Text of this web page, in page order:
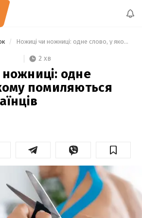
Ножиці чи ножниці: одне слово, у якому помиляються тисячі українців
2 хв
одне
помиляються